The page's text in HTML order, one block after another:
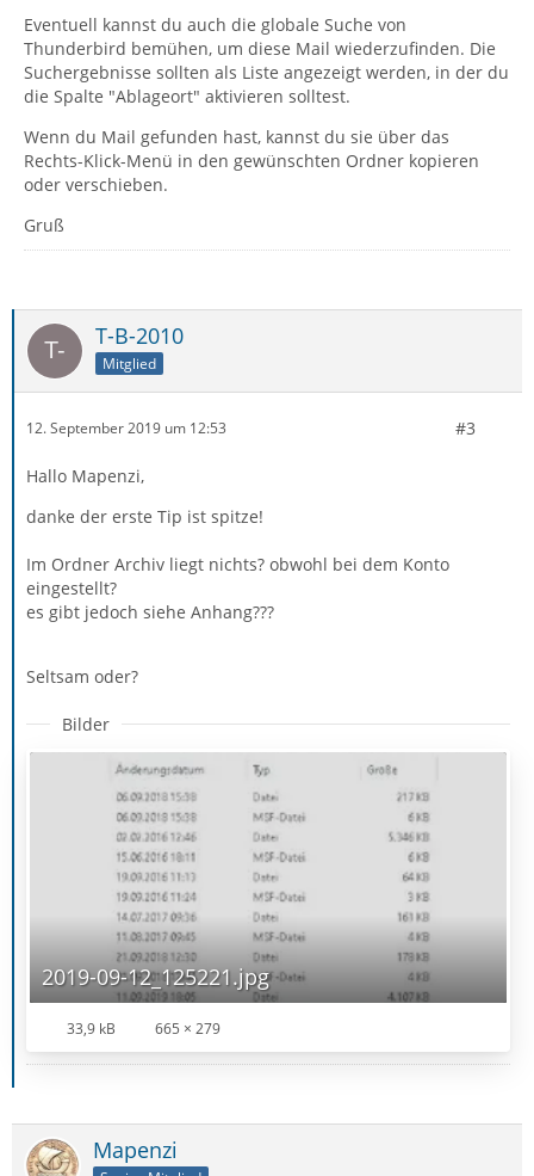
Eventuell kannst du auch die globale Suche von
Thunderbird bemühen, um diese Mail wiederzufinden. Die
Suchergebnisse sollten als Liste angezeigt werden, in der du
die Spalte "Ablageort" aktivieren solltest.
Wenn du Mail gefunden hast, kannst du sie über das
Rechts-Klick-Menü in den gewünschten Ordner kopieren
oder verschieben.
Gruß
T-B-2010
Mitglied
12. September 2019 um 12:53 #3
Hallo Mapenzi,
danke der erste Tip ist spitze!
Im Ordner Archiv liegt nichts? obwohl bei dem Konto
eingestellt?
es gibt jedoch siehe Anhang???
Seltsam oder?
Bilder
2019-09-12_125221.jpg
33,9 kB 665 × 279
Mapenzi